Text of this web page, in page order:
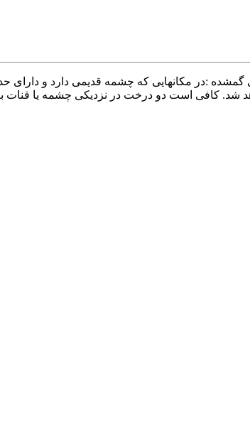
:در مکانهایی که چشمه قدیمی دارد و دارای
درخت در نزدیکی چشمه یا قنات بیابید که بیش از 300 سال قدمت